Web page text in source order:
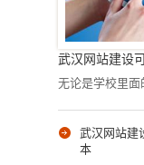
武汉网站建设
无论是学校里面
武汉网站建
本